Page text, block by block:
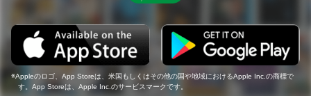
Appleのロゴ、App Storeは、米国もしくはその他の国や地域におけるApple Inc.の商標で
す。App Storeは、Apple Inc.のサービスマークです。